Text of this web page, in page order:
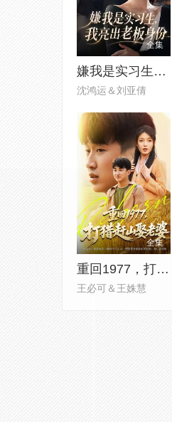
全集
嫌我是实习生，我亮出老板身份
沈鸿运＆刘亚倩
全集
重回1977，打猎赶山娶老婆
王必可＆王姝慧